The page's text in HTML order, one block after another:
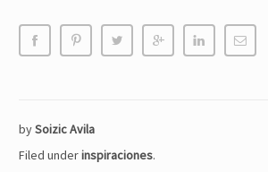
bySoizic Avila
Filed underinspiraciones.